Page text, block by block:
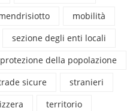
mobilità
sezione degli enti locali
della popolazione
sicure
stranieri
territorio